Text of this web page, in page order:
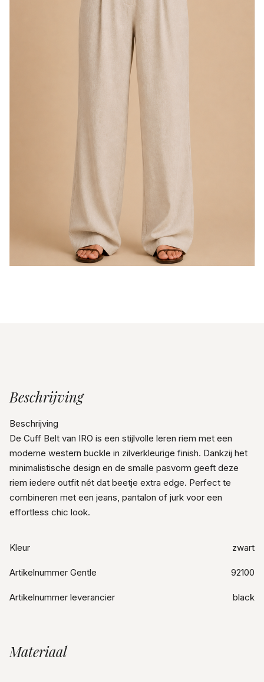
Beschrijving
Beschrijving
De Cuff Belt van IRO is een stijlvolle leren riem met een
moderne western buckle in zilverkleurige finish. Dankzij het
minimalistische design en de smalle pasvorm geeft deze
riem iedere outfit nét dat beetje extra edge. Perfect te
combineren met een jeans, pantalon of jurk voor een
effortless chic look.
Kleur zwart
Artikelnummer Gentle 92100
Artikelnummer leverancier black
Materiaal